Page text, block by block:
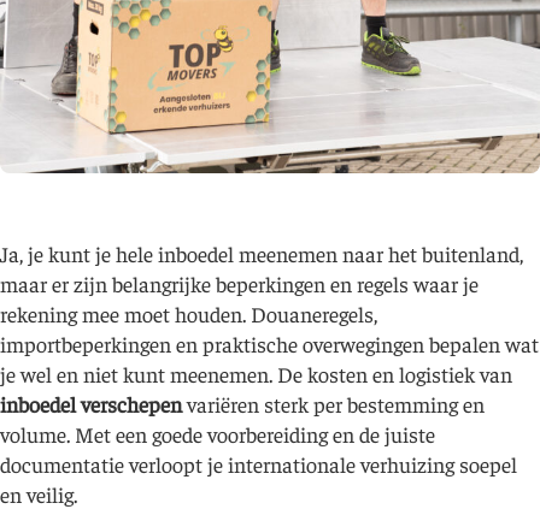
Ja, je kunt je hele inboedel meenemen naar het buitenland,
maar er zijn belangrijke beperkingen en regels waar je
rekening mee moet houden. Douaneregels,
importbeperkingen en praktische overwegingen bepalen wat
je wel en niet kunt meenemen. De kosten en logistiek van
inboedel verschepenvariëren sterk per bestemming en
volume. Met een goede voorbereiding en de juiste
documentatie verloopt je internationale verhuizing soepel
en veilig.